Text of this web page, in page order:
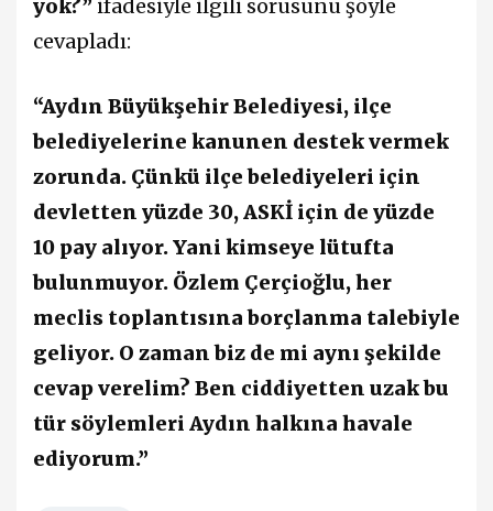
yok?” ifadesiyle ilgili sorusunu şöyle
cevapladı:
“Aydın Büyükşehir Belediyesi, ilçe
belediyelerine kanunen destek vermek
zorunda. Çünkü ilçe belediyeleri için
devletten yüzde 30, ASKİ için de yüzde
10 pay alıyor. Yani kimseye lütufta
bulunmuyor. Özlem Çerçioğlu, her
meclis toplantısına borçlanma talebiyle
geliyor. O zaman biz de mi aynı şekilde
cevap verelim? Ben ciddiyetten uzak bu
tür söylemleri Aydın halkına havale
ediyorum.”